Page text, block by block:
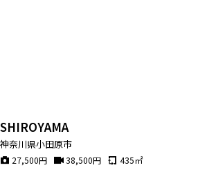
SHIROYAMA
神奈川県小田原市
27,500円 38,500円 435㎡